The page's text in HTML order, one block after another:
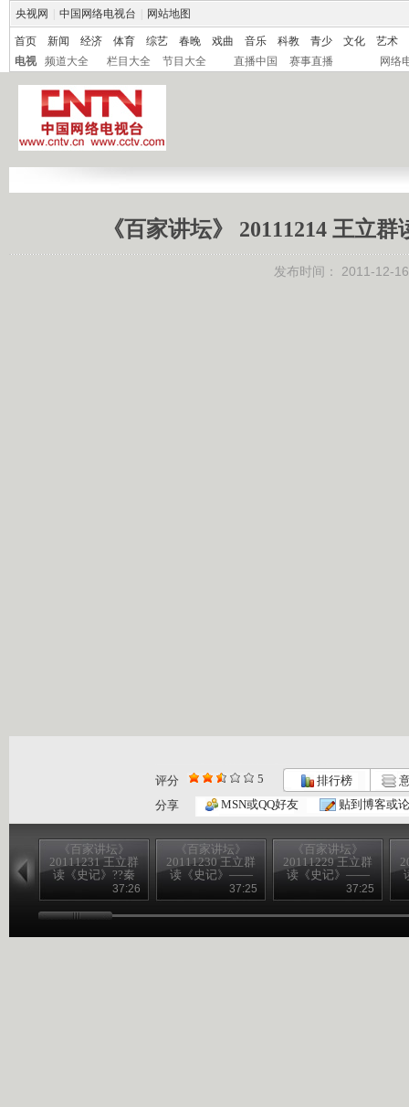
央视网 中国网络电视台 网站地图
首页 新闻 经济 体育 综艺 春晚 戏曲 音乐 科教 青少 文化
艺术
电视
频道大全 栏目大全 节目大全 直播中国 赛事直播 网络
《百家讲坛》 20111214 王立
发布时间： 2011-12-
评分 5 排行榜
分享
MSN或QQ好友 贴到博客或
《百家讲坛》
20111231 王立群
读《史记》??秦
始皇（四十七）
难说再见
37:26
《百家讲坛》
20111230 王立群
读《史记》——
秦始皇（四十
六）千古一帝
37:25
《百家讲坛》
20111229 王立群
读《史记》——
秦始皇（四十
五）唐人论秦
37:25